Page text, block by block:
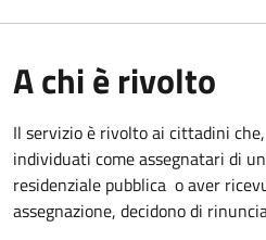
A chi è rivolto
Il servizio è rivolto ai cittadini
individuati come assegnatari di
residenziale pubblica o aver
assegnazione, decidono di